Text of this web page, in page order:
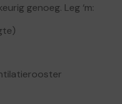
genoeg. Leg ‘m: